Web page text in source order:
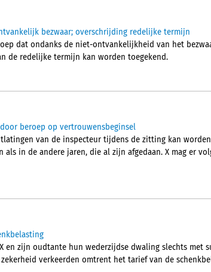
bezwaar; overschrijding redelijke termijn
dat ondanks de niet-ontvankelijkheid van het
de redelijke termijn kan worden toegekend.
beroep op vertrouwensbeginsel
van de inspecteur tijdens de zitting kan
in de andere jaren, die al zijn afgedaan. X mag er
en zijn oudtante hun wederzijdse dwaling slechts met
verkeerden omtrent het tarief van de